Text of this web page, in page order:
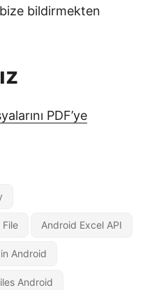
bize bildirmekten
PDF’ye
Android Excel API
Android
Android